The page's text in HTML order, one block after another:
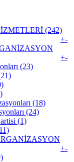
(242)
+-
+-
(23)
(18)
(24)
(1)
+-